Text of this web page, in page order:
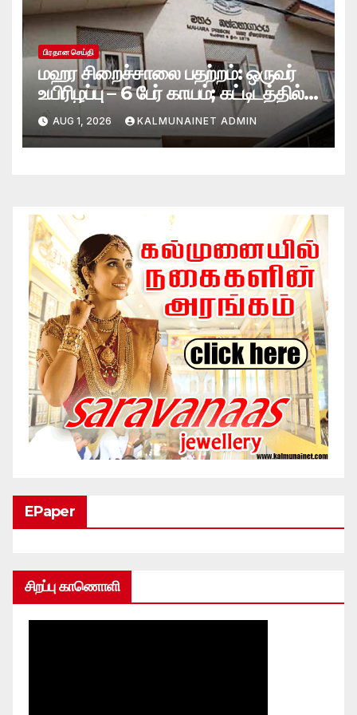
பிரதான செய்தி
மஹர சிறைச்சாலை பதற்றம்: ஒருவர்
உயிரிழப்பு – 6 பேர் காயம்; கட்டிடத்தில்
பாரிய தீ
AUG 1, 2026 KALMUNAINET ADMIN
EPaper
சிறப்பு காணொளி